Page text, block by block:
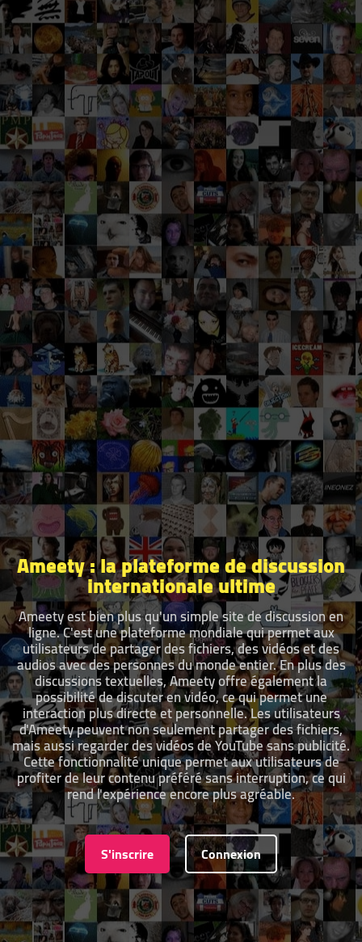
Ameety : la plateforme de discussion
internationale ultime
Ameety est bien plus qu'un simple site de discussion en
ligne. C'est une plateforme mondiale qui permet aux
utilisateurs de partager des fichiers, des vidéos et des
audios avec des personnes du monde entier. En plus des
discussions textuelles, Ameety offre également la
possibilité de discuter en vidéo, ce qui permet une
interaction plus directe et personnelle. Les utilisateurs
d'Ameety peuvent non seulement partager des fichiers,
mais aussi regarder des vidéos de YouTube sans publicité.
Cette fonctionnalité unique permet aux utilisateurs de
profiter de leur contenu préféré sans interruption, ce qui
rend l'expérience encore plus agréable.
S'inscrire Connexion